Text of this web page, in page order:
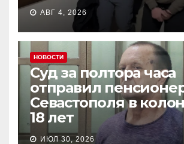
АВГ 4, 2026
НОВОСТИ
Суд за полтора часа
отправил
Севастополя в
18 лет
ИЮЛ 30, 2026